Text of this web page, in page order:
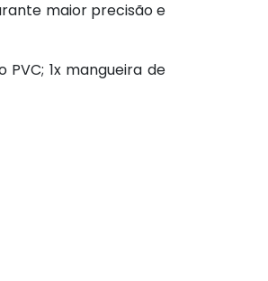
maior precisão e
1x mangueira de